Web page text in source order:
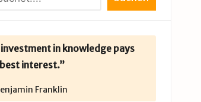
investment in knowledge pays
interest.”
Franklin